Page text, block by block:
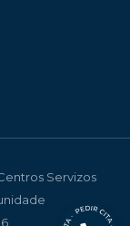
Servizos